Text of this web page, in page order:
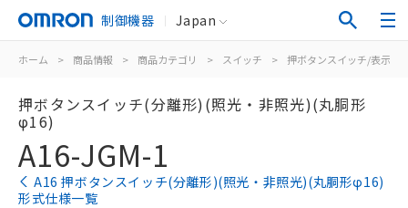
制御機器 Japan
ホーム > 商品情報 > 商品カテゴリ > スイッチ > 押ボタンスイッチ/表示灯
押ボタンスイッチ(分離形)(照光・非照光)(丸胴形
φ16)
A16-JGM-1
A16 押ボタンスイッチ(分離形)(照光・非照光)(丸胴形φ16)
形式仕様一覧